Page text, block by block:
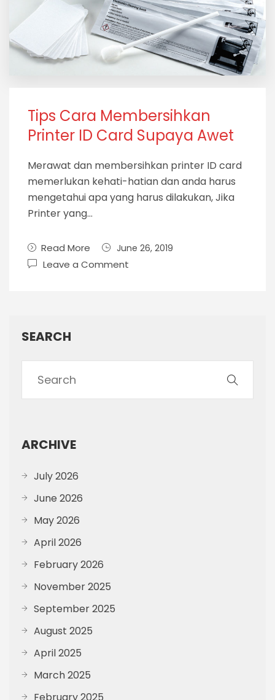
Tips Cara Membersihkan
Printer ID Card Supaya Awet
Merawat dan membersihkan printer ID card
memerlukan kehati-hatian dan anda harus
mengetahui apa yang harus dilakukan, Jika
Printer yang…
Read More June 26, 2019
Leave a Comment
SEARCH
ARCHIVE
July 2026
June 2026
May 2026
April 2026
February 2026
November 2025
September 2025
August 2025
April 2025
March 2025